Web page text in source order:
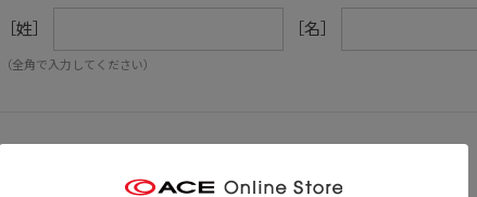
［姓］ ［名］
（全角で入力してください）